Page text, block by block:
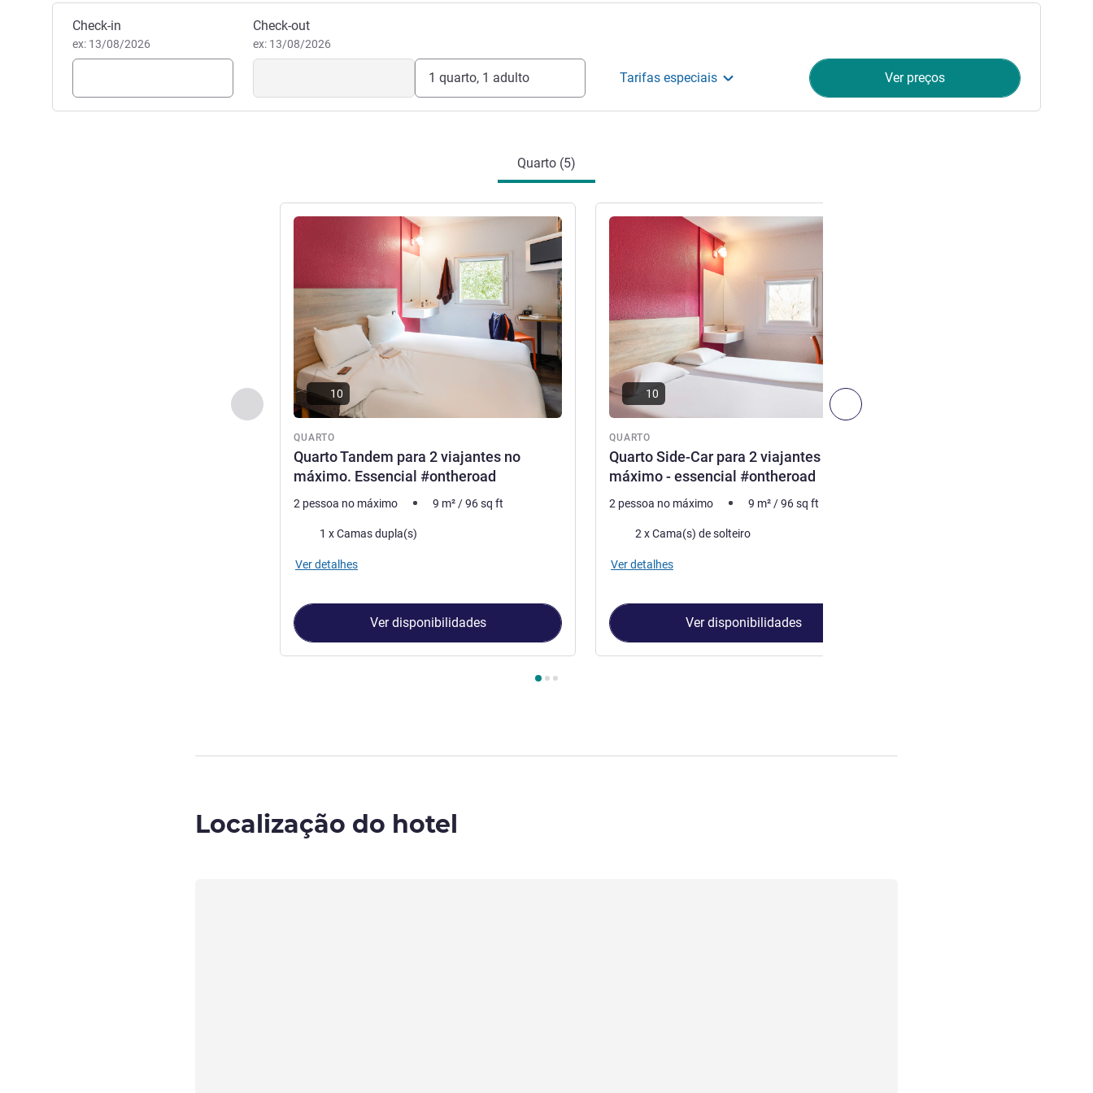
Reservar este hotel
Check-in
ex: 13/08/2026
Check-out
ex: 13/08/2026
1 quarto, 1 adulto Tarifas especiais Ver preços
Quarto (5)
Anterior - Quarto Seguinte - Quarto
QUARTO
Quarto Tandem para 2 viajantes no
máximo. Essencial #ontheroad
Ver detalhes
10
2 pessoa no máximo 9 m² /96sq ft
Cama1 x Camas dupla(s)
Ver detalhes
Ver disponibilidades
QUARTO
Quarto Side-Car para 2 viajantes no
máximo - essencial #ontheroad
Ver detalhes
10
2 pessoa no máximo 9 m² /96sq ft
Cama2 x Cama(s) de solteiro
Ver detalhes
Ver disponibilidades
Localização do hotel